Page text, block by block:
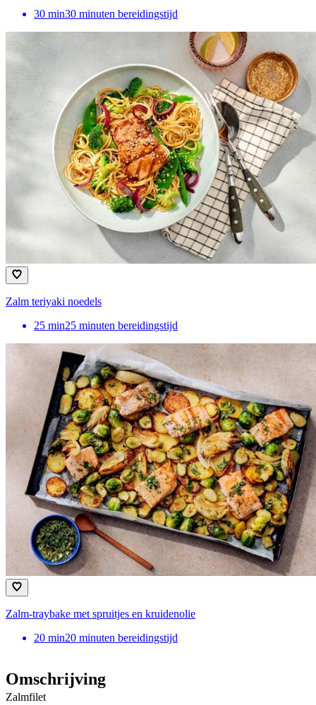
30 min30 minuten bereidingstijd
Zalm teriyaki noedels
25 min25 minuten bereidingstijd
Zalm-traybake met spruitjes en kruidenolie
20 min20 minuten bereidingstijd
Omschrijving
Zalmfilet